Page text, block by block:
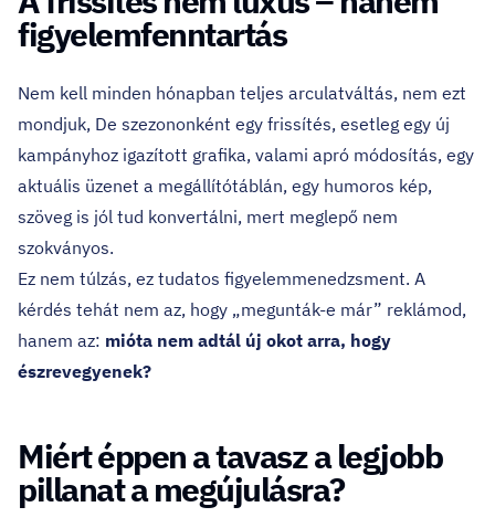
figyelemfenntartás
Nem kell minden hónapban teljes arculatváltás, nem ezt
mondjuk, De szezononként egy frissítés, esetleg egy új
kampányhoz igazított grafika, valami apró módosítás, egy
aktuális üzenet a megállítótáblán, egy humoros kép,
szöveg is jól tud konvertálni, mert meglepő nem
szokványos.
Ez nem túlzás, ez tudatos figyelemmenedzsment. A
kérdés tehát nem az, hogy „megunták-e már” reklámod,
hanem az: mióta nem adtál új okot arra, hogy
észrevegyenek?
Miért éppen a tavasz a legjobb
pillanat a megújulásra?